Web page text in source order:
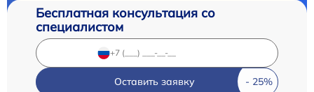
Бесплатная консультация со
специалистом
Оставить заявку